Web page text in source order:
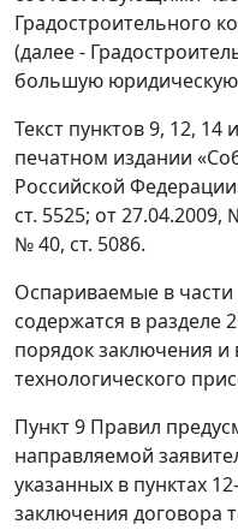
Градостроительного
(далее -
большую юридическую
Текст пунктов 9, 12,
печатном издании
Российской
ст. 5525; от 27.04.2009,
№ 40, ст. 5086.
Оспариваемые в части
содержатся в
порядок заключения
технологического
Пункт 9 Правил
направляемой
указанных в пунктах
заключения договора